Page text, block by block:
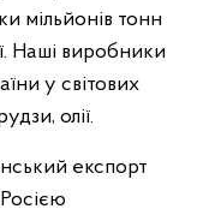
мільйонів тонн
Наші виробники
у світових
олії.
експорт